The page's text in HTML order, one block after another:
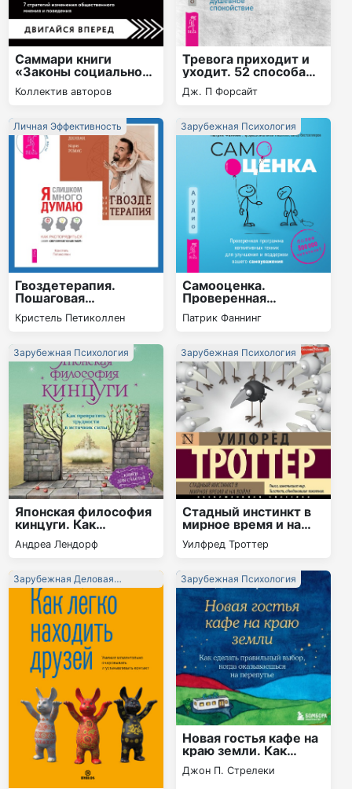
Саммари книги
«Законы социального
заражения. 7
стратегий изменения
мнения и поведения»
Коллектив авторов
Тревога приходит и
уходит. 52 способа
обрести душевное
спокойствие
Дж. П Форсайт
Гвоздетерапия.
Пошаговая
инструкция для
внутренней
слишком много
думаю
Кристель Петиколлен
Личная Эффективность
Самооценка.
Проверенная
программа
когнитивных техник
поддержки вашего
самоуважения
Патрик Фаннинг
Зарубежная Психология
Японская философия
кинцуги. Как
превратить
трудности в источник
Андреа Лендорф
Зарубежная Психология
Стадный инстинкт в
мирное время и на
войне
Уилфред Троттер
Зарубежная Психология
Зарубежная Деловая
Литература
Новая гостья кафе на
краю земли. Как
сделать правильный
выбор, когда
Джон П. Стрелеки
Зарубежная Психология